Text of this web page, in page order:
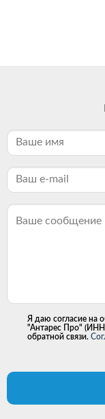
Я даю согласие на
"Антарес Про"
обратной связи.